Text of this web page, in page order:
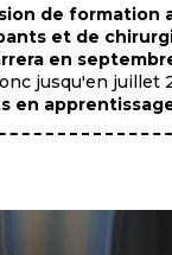
de formation
et de
en
jusqu'en juillet
en